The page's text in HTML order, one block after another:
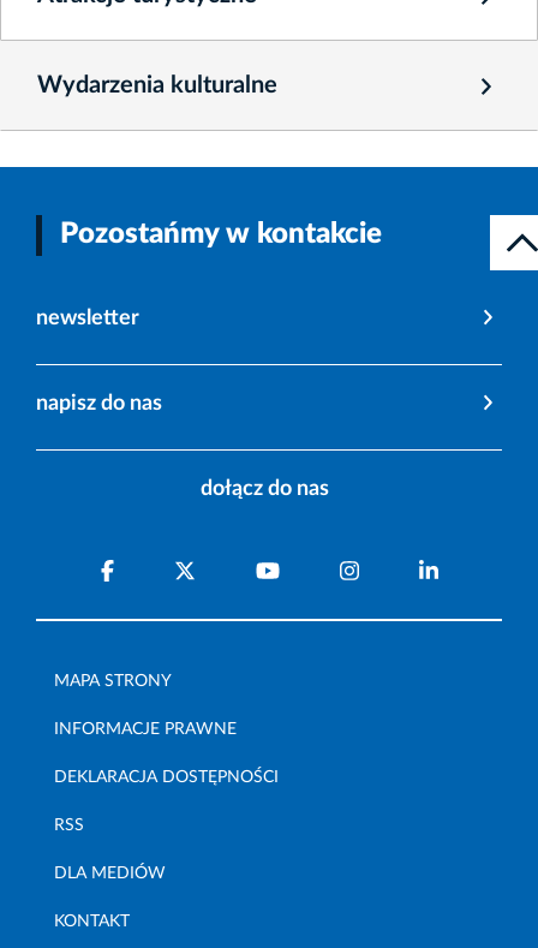
Wydarzenia kulturalne
Pozostańmy w kontakcie
newsletter
napisz do nas
dołącz do nas
MAPA STRONY
INFORMACJE PRAWNE
DEKLARACJA DOSTĘPNOŚCI
RSS
DLA MEDIÓW
KONTAKT